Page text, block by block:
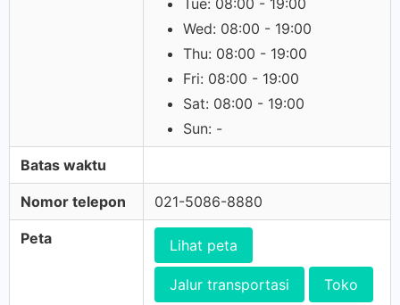
Tue: 08:00 - 19:00
Wed: 08:00 - 19:00
Thu: 08:00 - 19:00
Fri: 08:00 - 19:00
Sat: 08:00 - 19:00
Sun: -
Batas waktu
Nomor telepon 021-5086-8880
Peta Lihat peta
Jalur transportasi Toko